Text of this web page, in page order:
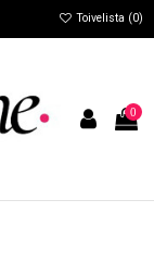
Toivelista (0)
0